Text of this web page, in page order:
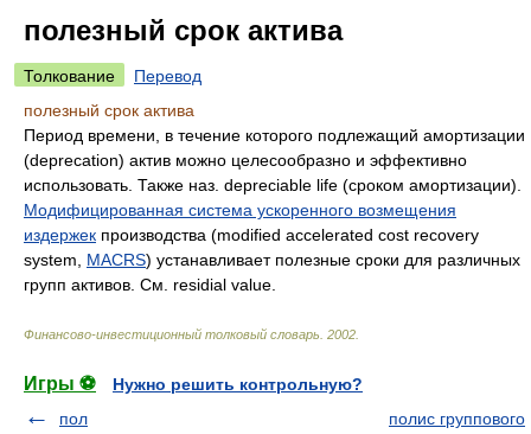
полезный срок актива
Толкование
Перевод
полезный срок актива
Период времени, в течение которого подлежащий амортизации
(deprecation) актив можно целесообразно и эффективно
использовать. Также наз. depreciable life (сроком амортизации).
Модифицированная система ускоренного возмещения
издержек производства (modified accelerated cost recovery
system, MACRS) устанавливает полезные сроки для различных
групп активов. См. residial value.
Финансово-инвестиционный толковый словарь 2002
Игры ⚽
Нужно решить контрольную?
пол
полис группового